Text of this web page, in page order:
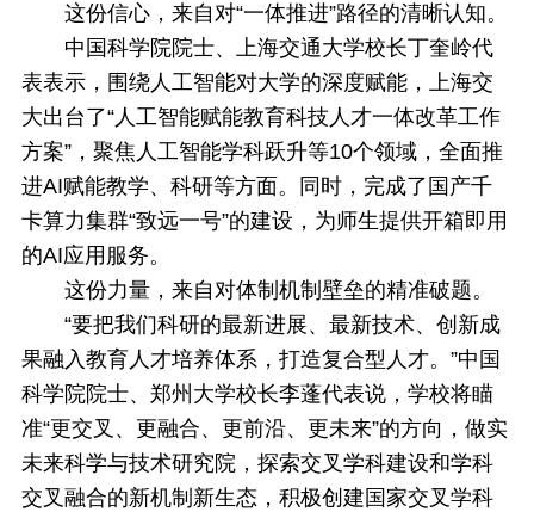
这份信心，来自对“一体推进”路径的清晰认知。
中国科学院院士、上海交通大学校长丁奎岭代
表表示，围绕人工智能对大学的深度赋能，上海交
大出台了“人工智能赋能教育科技人才一体改革工作
方案”，聚焦人工智能学科跃升等10个领域，全面推
进AI赋能教学、科研等方面。同时，完成了国产千
卡算力集群“致远一号”的建设，为师生提供开箱即用
的AI应用服务。
这份力量，来自对体制机制壁垒的精准破题。
“要把我们科研的最新进展、最新技术、创新成
果融入教育人才培养体系，打造复合型人才。”中国
科学院院士、郑州大学校长李蓬代表说，学校将瞄
准“更交叉、更融合、更前沿、更未来”的方向，做实
未来科学与技术研究院，探索交叉学科建设和学科
交叉融合的新机制新生态，积极创建国家交叉学科